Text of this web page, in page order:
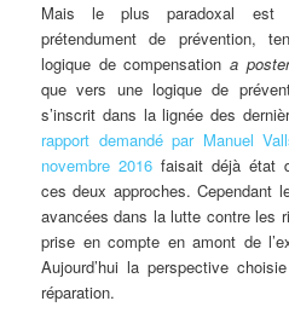
Mais le plus paradoxal est
prétendument de prévention,
logique de compensationa
que vers une logique de
s’inscrit dans la lignée des
rapport demandé par Manuel
novembre 2016 faisait déjà état
ces deux approches. Cependant
avancées dans la lutte contre les
prise en compte en amont de
Aujourd’hui la perspective
réparation.